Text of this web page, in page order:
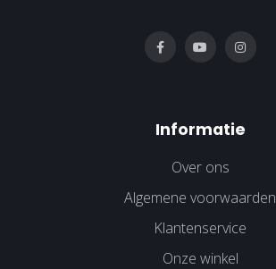
Informatie
Over ons
Algemene voorwaarden
Klantenservice
Onze winkel